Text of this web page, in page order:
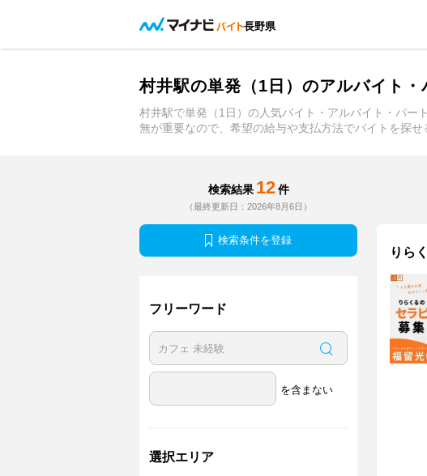
長野県
村井駅の単発（1日）のアルバイト
村井駅で単発（1日）の人気バイト・アルバイト・パー
無が重要なので、希望の給与や支払方法でバイトを探せ
検索結果 12 件
（最終更新日：2026年8月6日）
検索条件を登録
フリーワード
を含まない
選択エリア
りら